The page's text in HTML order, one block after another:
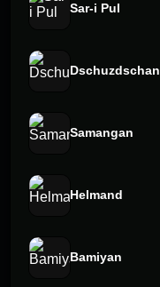
Sar-i Pul
Dschuzdschan
Samangan
Helmand
Bamiyan